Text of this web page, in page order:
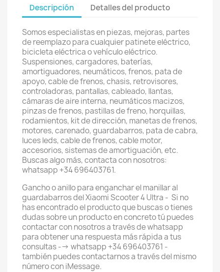
Descripción Detalles del producto
Somos especialistas en piezas, mejoras, partes
de reemplazo para cualquier patinete eléctrico,
bicicleta eléctrica o vehículo eléctrico.
Suspensiones, cargadores, baterías,
amortiguadores, neumáticos, frenos, pata de
apoyo, cable de frenos, chasis, retrovisores,
controladoras, pantallas, cableado, llantas,
cámaras de aire interna, neumáticos macizos,
pinzas de frenos, pastillas de freno, horquillas,
rodamientos, kit de dirección, manetas de frenos,
motores, carenado, guardabarros, pata de cabra,
luces leds, cable de frenos, cable motor,
accesorios, sistemas de amortiguación, etc.
Buscas algo más, contacta con nosotros:
whatsapp +34 696403761.
Gancho o anillo para enganchar el manillar al
guardabarros del Xiaomi Scooter 4 Ultra - Si no
has encontrado el producto que buscas o tienes
dudas sobre un producto en concreto tú puedes
contactar con nosotros a través de whatsapp
para obtener una respuesta más rápida a tus
consultas --> whatsapp +34 696403761 -
también puedes contactarnos a través del mismo
número con iMessage.